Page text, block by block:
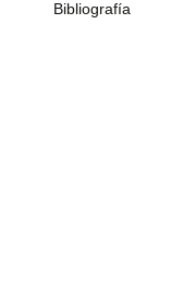
Bibliografía